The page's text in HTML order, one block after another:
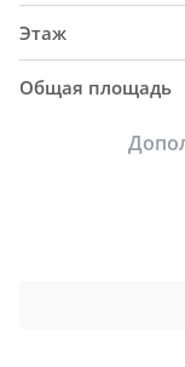
Этаж
Общая площадь